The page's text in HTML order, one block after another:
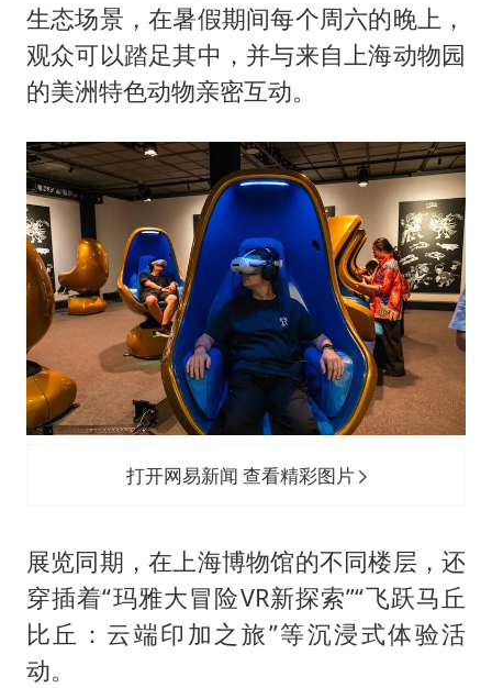
生态场景，在暑假期间每个周六的晚上，
观众可以踏足其中，并与来自上海动物园
的美洲特色动物亲密互动。
打开网易新闻 查看精彩图片
展览同期，在上海博物馆的不同楼层，还
穿插着“玛雅大冒险VR新探索”“飞跃马丘
比丘：云端印加之旅”等沉浸式体验活
动。